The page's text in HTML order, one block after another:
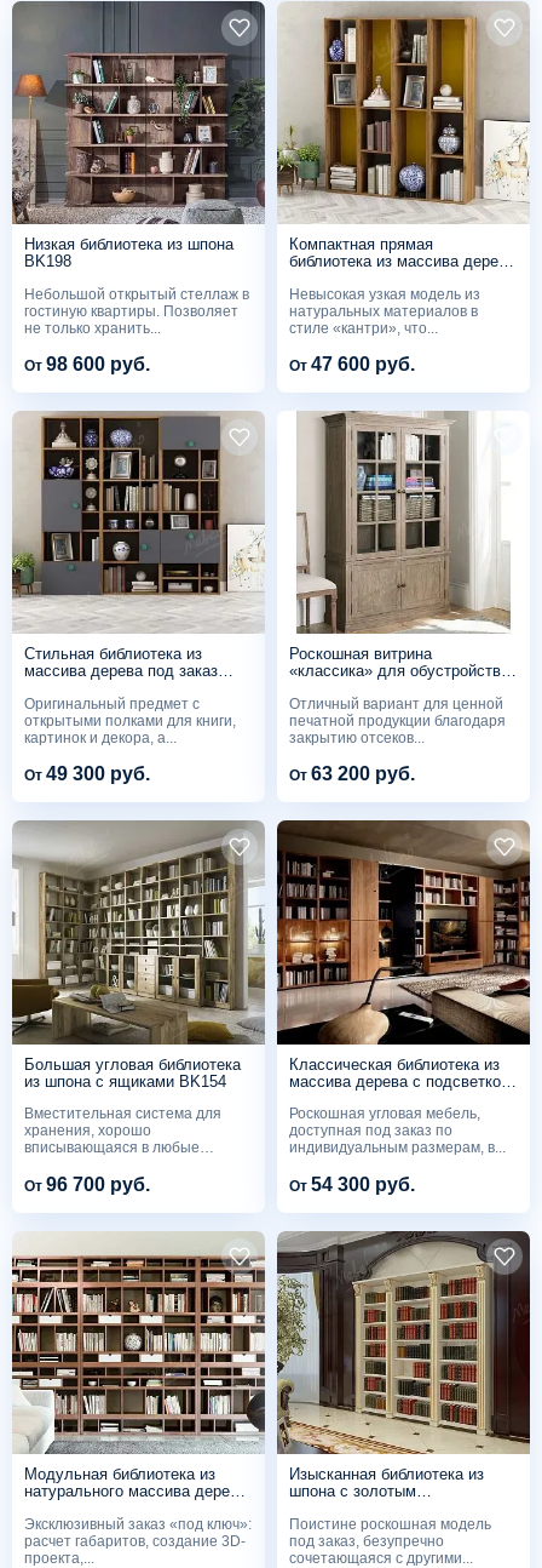
Низкая библиотека из шпона
BK198
Небольшой открытый стеллаж в
гостиную квартиры. Позволяет
не только хранить...
От 98 600 руб.
Компактная прямая
библиотека из массива дерева
Невысокая узкая модель из
натуральных материалов в
стиле «кантри», что...
От 47 600 руб.
Стильная библиотека из
массива дерева под заказ
Оригинальный предмет с
открытыми полками для книги,
картинок и декора, а...
От 49 300 руб.
Роскошная витрина
«классика» для обустройства
Отличный вариант для ценной
печатной продукции благодаря
закрытию отсеков...
От 63 200 руб.
Большая угловая библиотека
из шпона с ящиками BK154
Вместительная система для
хранения, хорошо
вписывающаяся в любые
От 96 700 руб.
Классическая библиотека из
массива дерева с подсветкой
Роскошная угловая мебель,
доступная под заказ по
индивидуальным размерам, в...
От 54 300 руб.
Модульная библиотека из
натурального массива дерева
Эксклюзивный заказ «под ключ»:
расчет габаритов, создание 3D-
проекта,...
Изысканная библиотека из
шпона с золотым
Поистине роскошная модель
под заказ, безупречно
сочетающаяся с другими...